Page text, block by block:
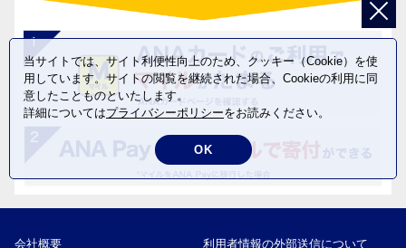
会社概要 利用者情報の外部送信について
当サイトでは、サイト利便性向上のため、クッキー（Cookie）を使
用しています。サイトの閲覧を継続された場合、Cookieの利用に同
意したことものといたします。
詳細についてはプライバシーポリシーをお読みください。
OK